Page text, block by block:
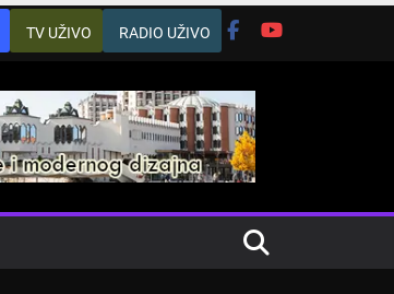
TV UŽIVO RADIO UŽIVO